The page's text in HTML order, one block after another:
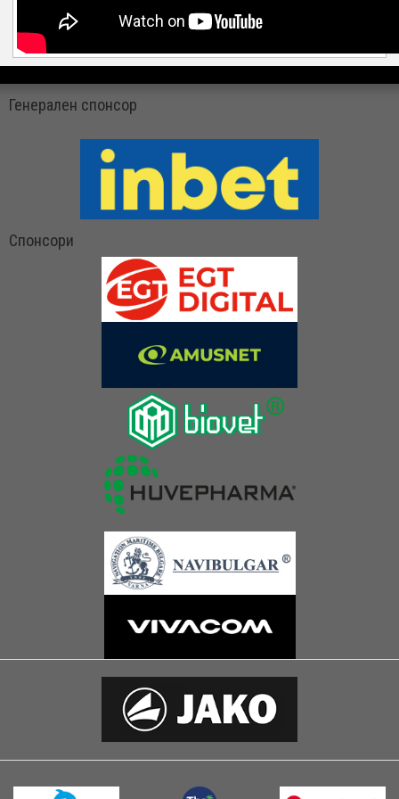
Генерален спонсор
Спонсори